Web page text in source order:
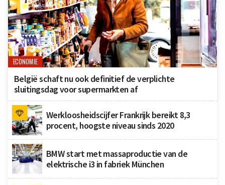
ECONOMIE
België schaft nu ook definitief de verplichte
sluitingsdag voor supermarkten af
Werkloosheidscijfer Frankrijk bereikt 8,3
procent, hoogste niveau sinds 2020
BMW start met massaproductie van de
elektrische i3 in fabriek München